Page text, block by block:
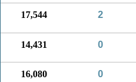
2
17,544
0
14,431
0
16,080